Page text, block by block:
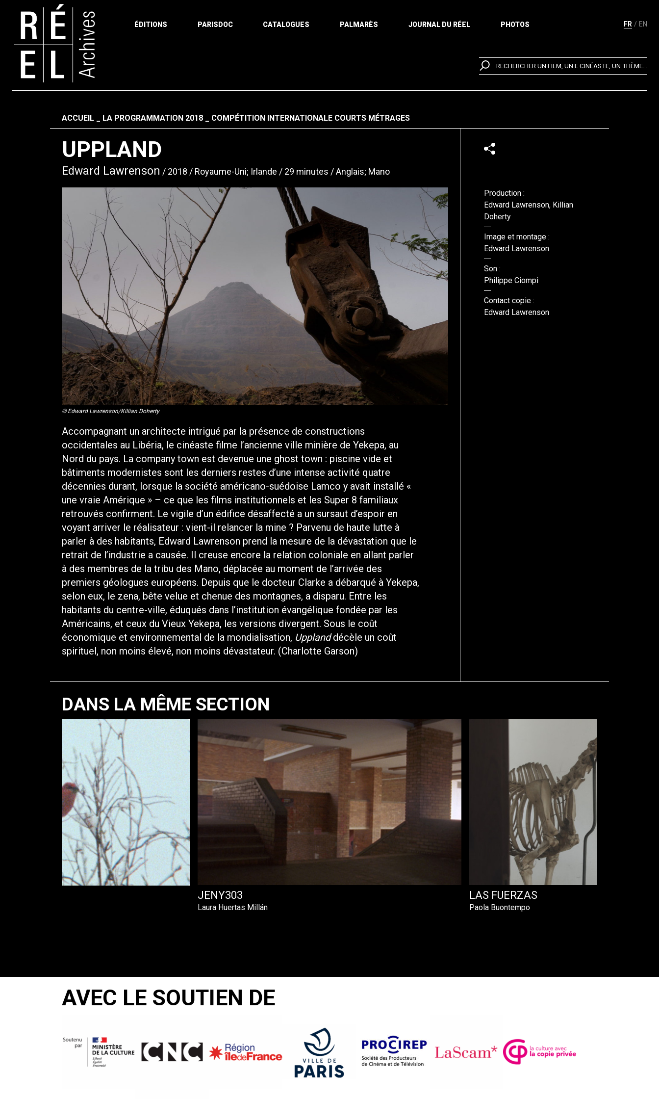
FR EN
ÉDITIONS PARISDOC CATALOGUES PALMARÈS JOURNAL DU RÉEL PHOTOS
RECHERCHER UN FILM, UN.E CINÉASTE, UN THÈME...
Fil d'ariane
ACCUEIL LA PROGRAMMATION 2018 COMPÉTITION INTERNATIONALE COURTS MÉTRAGES
UPPLAND
Edward Lawrenson 2018 Royaume-Uni; Irlande 29 minutes Anglais; Mano
© Edward Lawrenson/Killian Doherty
Accompagnant un architecte intrigué par la présence de constructions
occidentales au Libéria, le cinéaste filme l’ancienne ville minière de Yekepa, au
Nord du pays. La company town est devenue une ghost town : piscine vide et
bâtiments modernistes sont les derniers restes d’une intense activité quatre
décennies durant, lorsque la société américano-suédoise Lamco y avait installé «
une vraie Amérique » – ce que les films institutionnels et les Super 8 familiaux
retrouvés confirment. Le vigile d’un édifice désaffecté a un sursaut d’espoir en
voyant arriver le réalisateur : vient-il relancer la mine ? Parvenu de haute lutte à
parler à des habitants, Edward Lawrenson prend la mesure de la dévastation que le
retrait de l’industrie a causée. Il creuse encore la relation coloniale en allant parler
à des membres de la tribu des Mano, déplacée au moment de l’arrivée des
premiers géologues européens. Depuis que le docteur Clarke a débarqué à Yekepa,
selon eux, le zena, bête velue et chenue des montagnes, a disparu. Entre les
habitants du centre-ville, éduqués dans l’institution évangélique fondée par les
Américains, et ceux du Vieux Yekepa, les versions divergent. Sous le coût
économique et environnemental de la mondialisation, Upplanddécèle un coût
spirituel, non moins élevé, non moins dévastateur. (Charlotte Garson)
Production :
Edward Lawrenson, Killian
Doherty
Image et montage :
Edward Lawrenson
Son :
Philippe Ciompi
Contact copie :
Edward Lawrenson
DANS LA MÊME SECTION
JENY303
Laura Huertas Millán
LAS FUERZAS
Paola Buontempo
AVEC LE SOUTIEN DE